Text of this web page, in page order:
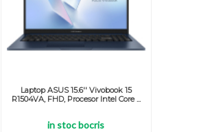
Laptop ASUS 15.6'' Vivobook 15
R1504VA, FHD, Procesor Intel Core ...
in stoc bocris